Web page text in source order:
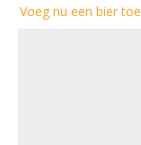
Voeg nu een bier